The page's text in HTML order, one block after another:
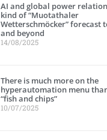
AI and global power
kind of “Muotathaler
Wetterschmöcker” forecast
and beyond
14/08/2025
There is much more on the
hyperautomation menu
“fish and chips”
10/07/2025